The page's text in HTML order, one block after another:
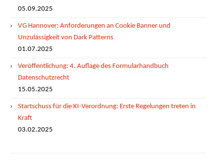
05.09.2025
VG Hannover: Anforderungen an Cookie Banner und
Unzulässigkeit von Dark Patterns
01.07.2025
Veröffentlichung: 4. Auflage des Formularhandbuch
Datenschutzrecht
15.05.2025
Startschuss für die KI-Verordnung: Erste Regelungen treten in
Kraft
03.02.2025